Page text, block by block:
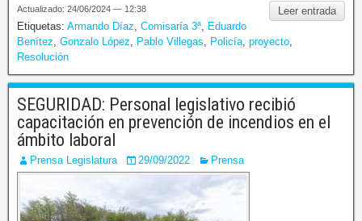
Leer entrada
Actualizado: 24/06/2024 — 12:38
Etiquetas: Armando Díaz Comisaría 3ª
Eduardo
Benítez Gonzalo López Pablo Villegas Policía proyecto
Resolución
SEGURIDAD: Personal legislativo recibió
capacitación en prevención de incendios en el
ámbito laboral
Prensa Legislatura 29/09/2022 Prensa